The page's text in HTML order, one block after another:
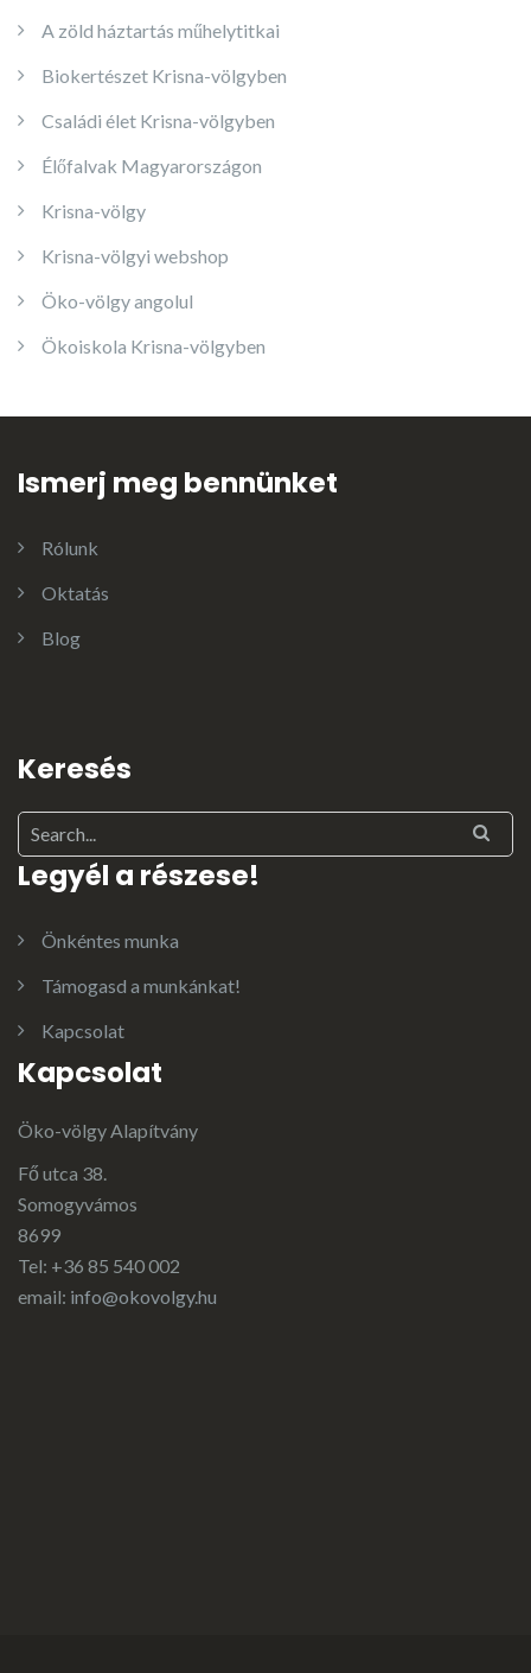
A zöld háztartás műhelytitkai
Biokertészet Krisna-völgyben
Családi élet Krisna-völgyben
Élőfalvak Magyarországon
Krisna-völgy
Krisna-völgyi webshop
Öko-völgy angolul
Ökoiskola Krisna-völgyben
Ismerj meg bennünket
Rólunk
Oktatás
Blog
Keresés
Legyél a részese!
Önkéntes munka
Támogasd a munkánkat!
Kapcsolat
Kapcsolat
Öko-völgy Alapítvány
Fő utca 38.
Somogyvámos
8699
Tel: +36 85 540 002
email: info@okovolgy.hu